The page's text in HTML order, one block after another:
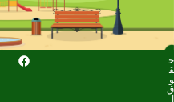
ح
ق
و
ق